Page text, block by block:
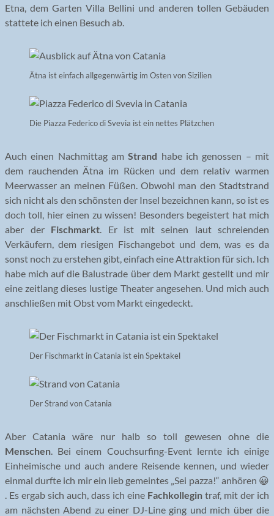
Etna, dem Garten Villa Bellini und anderen tollen Gebäuden
stattete ich einen Besuch ab.
Ätna ist einfach allgegenwärtig im Osten von Sizilien
Die Piazza Federico di Svevia ist ein nettes Plätzchen
Auch einen Nachmittag amStrand habe ich genossen – mit
dem rauchenden Ätna im Rücken und dem relativ warmen
Meerwasser an meinen Füßen. Obwohl man den Stadtstrand
sich nicht als den schönsten der Insel bezeichnen kann, so ist es
doch toll, hier einen zu wissen! Besonders begeistert hat mich
aber der Fischmarkt. Er ist mit seinen laut schreienden
Verkäufern, dem riesigen Fischangebot und dem, was es da
sonst noch zu erstehen gibt, einfach eine Attraktion für sich. Ich
habe mich auf die Balustrade über dem Markt gestellt und mir
eine zeitlang dieses lustige Theater angesehen. Und mich auch
anschließen mit Obst vom Markt eingedeckt.
Der Fischmarkt in Catania ist ein Spektakel
Der Strand von Catania
Aber Catania wäre nur halb so toll gewesen ohne die
Menschen. Bei einem Couchsurfing-Event lernte ich einige
Einheimische und auch andere Reisende kennen, und wieder
einmal durfte ich mir ein lieb gemeintes „Sei pazza!“ anhören 😀
. Es ergab sich auch, dass ich eine Fachkollegin traf, mit der ich
am nächsten Abend zu einer DJ-Line ging und mich über die